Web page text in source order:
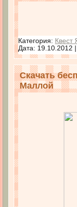
Категория: Квест
Дата: 19.10.2012
Скачать
Маллой